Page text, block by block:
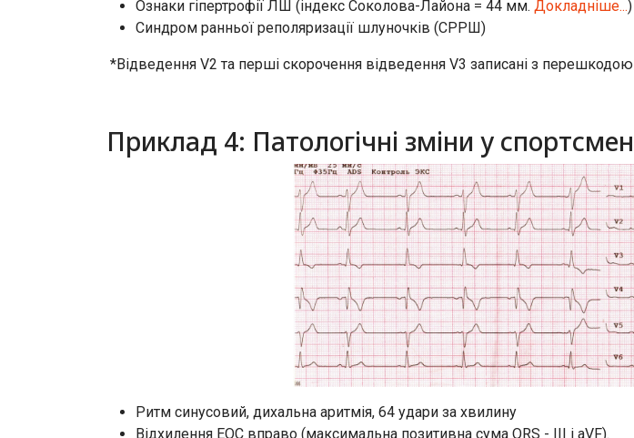
Ознаки гіпертрофії ЛШ (індекс Соколова-Лайона = 44 мм. Докладніше...)
Синдром ранньої реполяризації шлуночків (СРРШ)
*Відведення V2 та перші скорочення відведення V3 записані з перешкодою
Приклад 4: Патологічні зміни у
Ритм синусовий, дихальна аритмія, 64 удари за хвилину
Відхилення ЕОС вправо (максимальна позитивна сума QRS - III і aVF).